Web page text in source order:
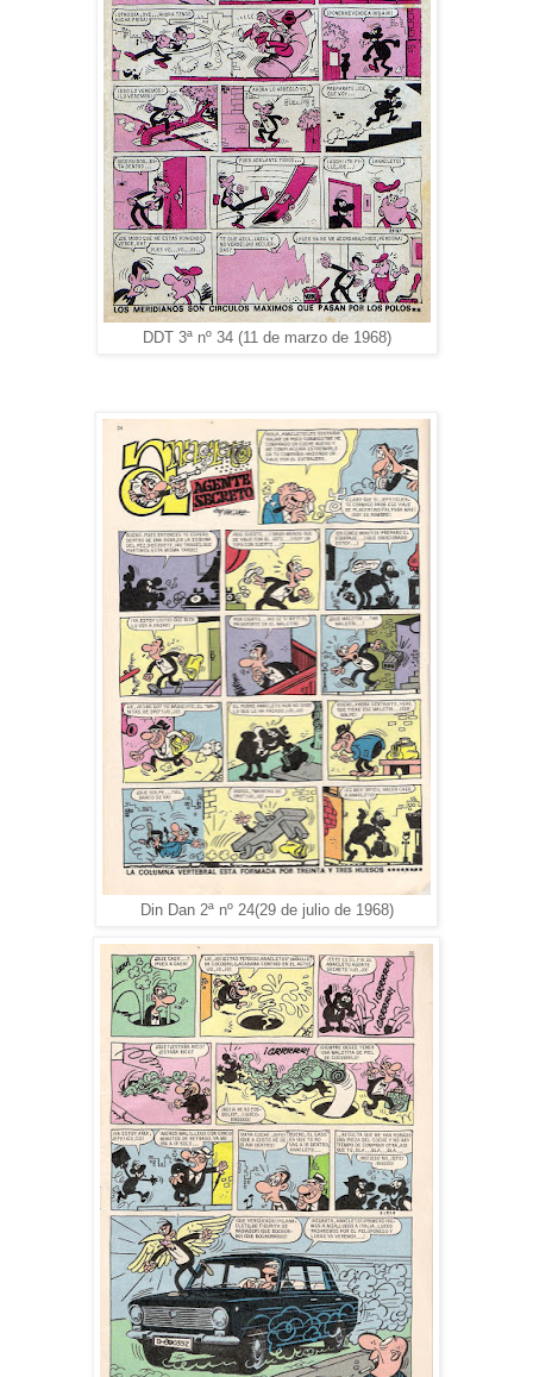
DDT 3ª nº 34 (11 de marzo de 1968)
Din Dan 2ª nº 24(29 de julio de 1968)